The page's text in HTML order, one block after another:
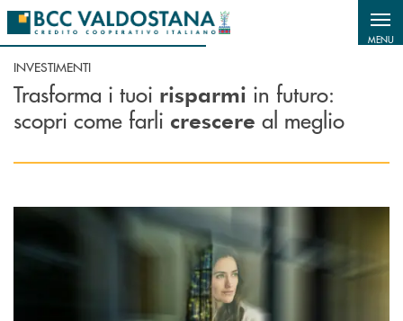
Salta al contenuto principale
MENU
INVESTIMENTI
Trasforma i tuoi risparmi in futuro:
scopri come farli crescere al meglio
Scopri di più Gestioni Patrimoniali